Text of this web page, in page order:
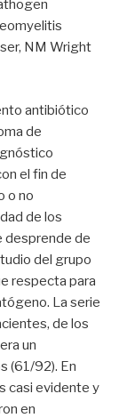
NM Wright
antibiótico
de
el fin de
o no
de los
desprende de
del grupo
respecta para
La serie
de los
un
(61/92). En
casi evidente y
en